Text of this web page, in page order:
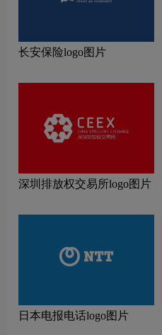
长安保险logo图片
深圳排放权交易所logo图片
日本电报电话logo图片